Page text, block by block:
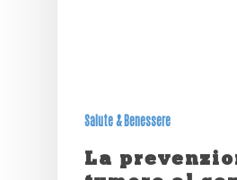
Salute & Benessere
La